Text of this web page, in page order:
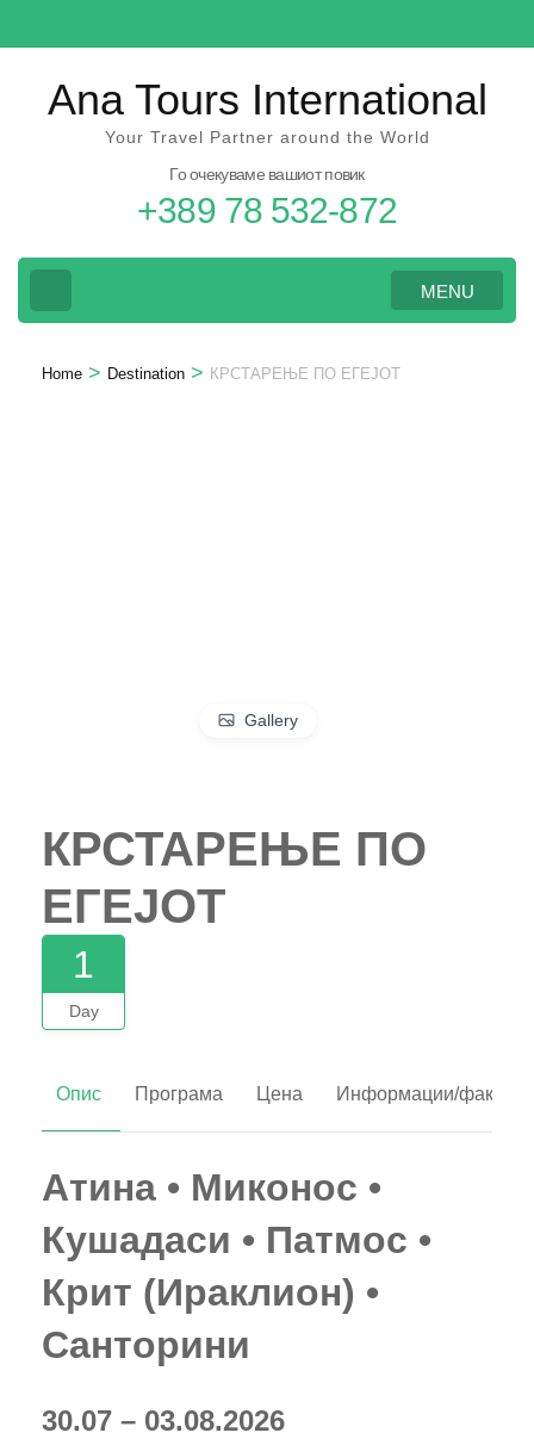
to
content
(PressAna Tours International
Your Travel Partner around the World
Го очекуваме вашиот повик
+389 78 532-872
MENU
Home > Destination > КРСТАРЕЊЕ ПО ЕГЕЈОТ
Gallery
КРСТАРЕЊЕ ПО
ЕГЕЈОТ
1
Day
Опис Програма Цена Информации/факти
Атина • Миконос •
Кушадаси • Патмос •
Крит (Ираклион) •
Санторини
30.07 – 03.08.2026